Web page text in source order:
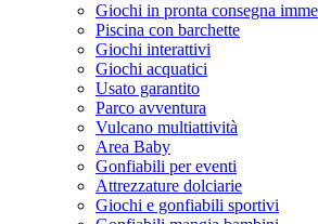
Giochi in pronta consegna
Piscina con barchette
Giochi interattivi
Giochi acquatici
Usato garantito
Parco avventura
Vulcano multiattività
Area Baby
Gonfiabili per eventi
Attrezzature dolciarie
Giochi e gonfiabili sportivi